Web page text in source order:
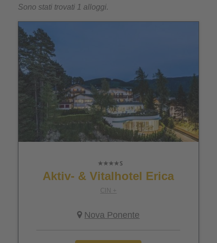
Sono stati trovati 1 alloggi.
Aktiv- & Vitalhotel Erica
CIN +
Nova Ponente